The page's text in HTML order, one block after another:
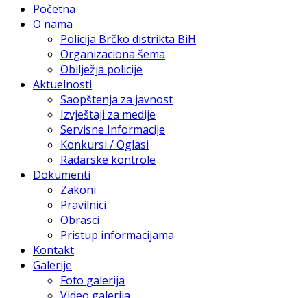
Početna
O nama
Policija Brčko distrikta BiH
Organizaciona šema
Obilježja policije
Aktuelnosti
Saopštenja za javnost
Izvještaji za medije
Servisne Informacije
Konkursi / Oglasi
Radarske kontrole
Dokumenti
Zakoni
Pravilnici
Obrasci
Pristup informacijama
Kontakt
Galerije
Foto galerija